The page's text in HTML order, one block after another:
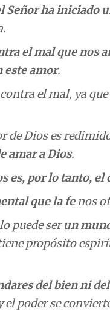
Señor ha iniciado
el mal que nos
este amor.
el mal, ya que
de Dios es
amar a Dios.
es, por lo tanto,
que la fenos
puede serun
propósito
del bien ni
poder se